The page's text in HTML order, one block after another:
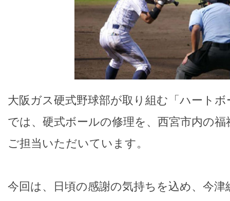
大阪ガス硬式野球部が取り組む「ハート
では、硬式ボールの修理を、西宮市内の
ご担当いただいています。
今回は、日頃の感謝の気持ちを込め、今